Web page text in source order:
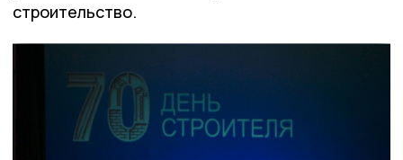
строительство.